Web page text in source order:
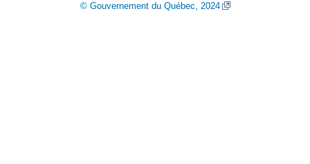
© Gouvernement du Québec, 2024